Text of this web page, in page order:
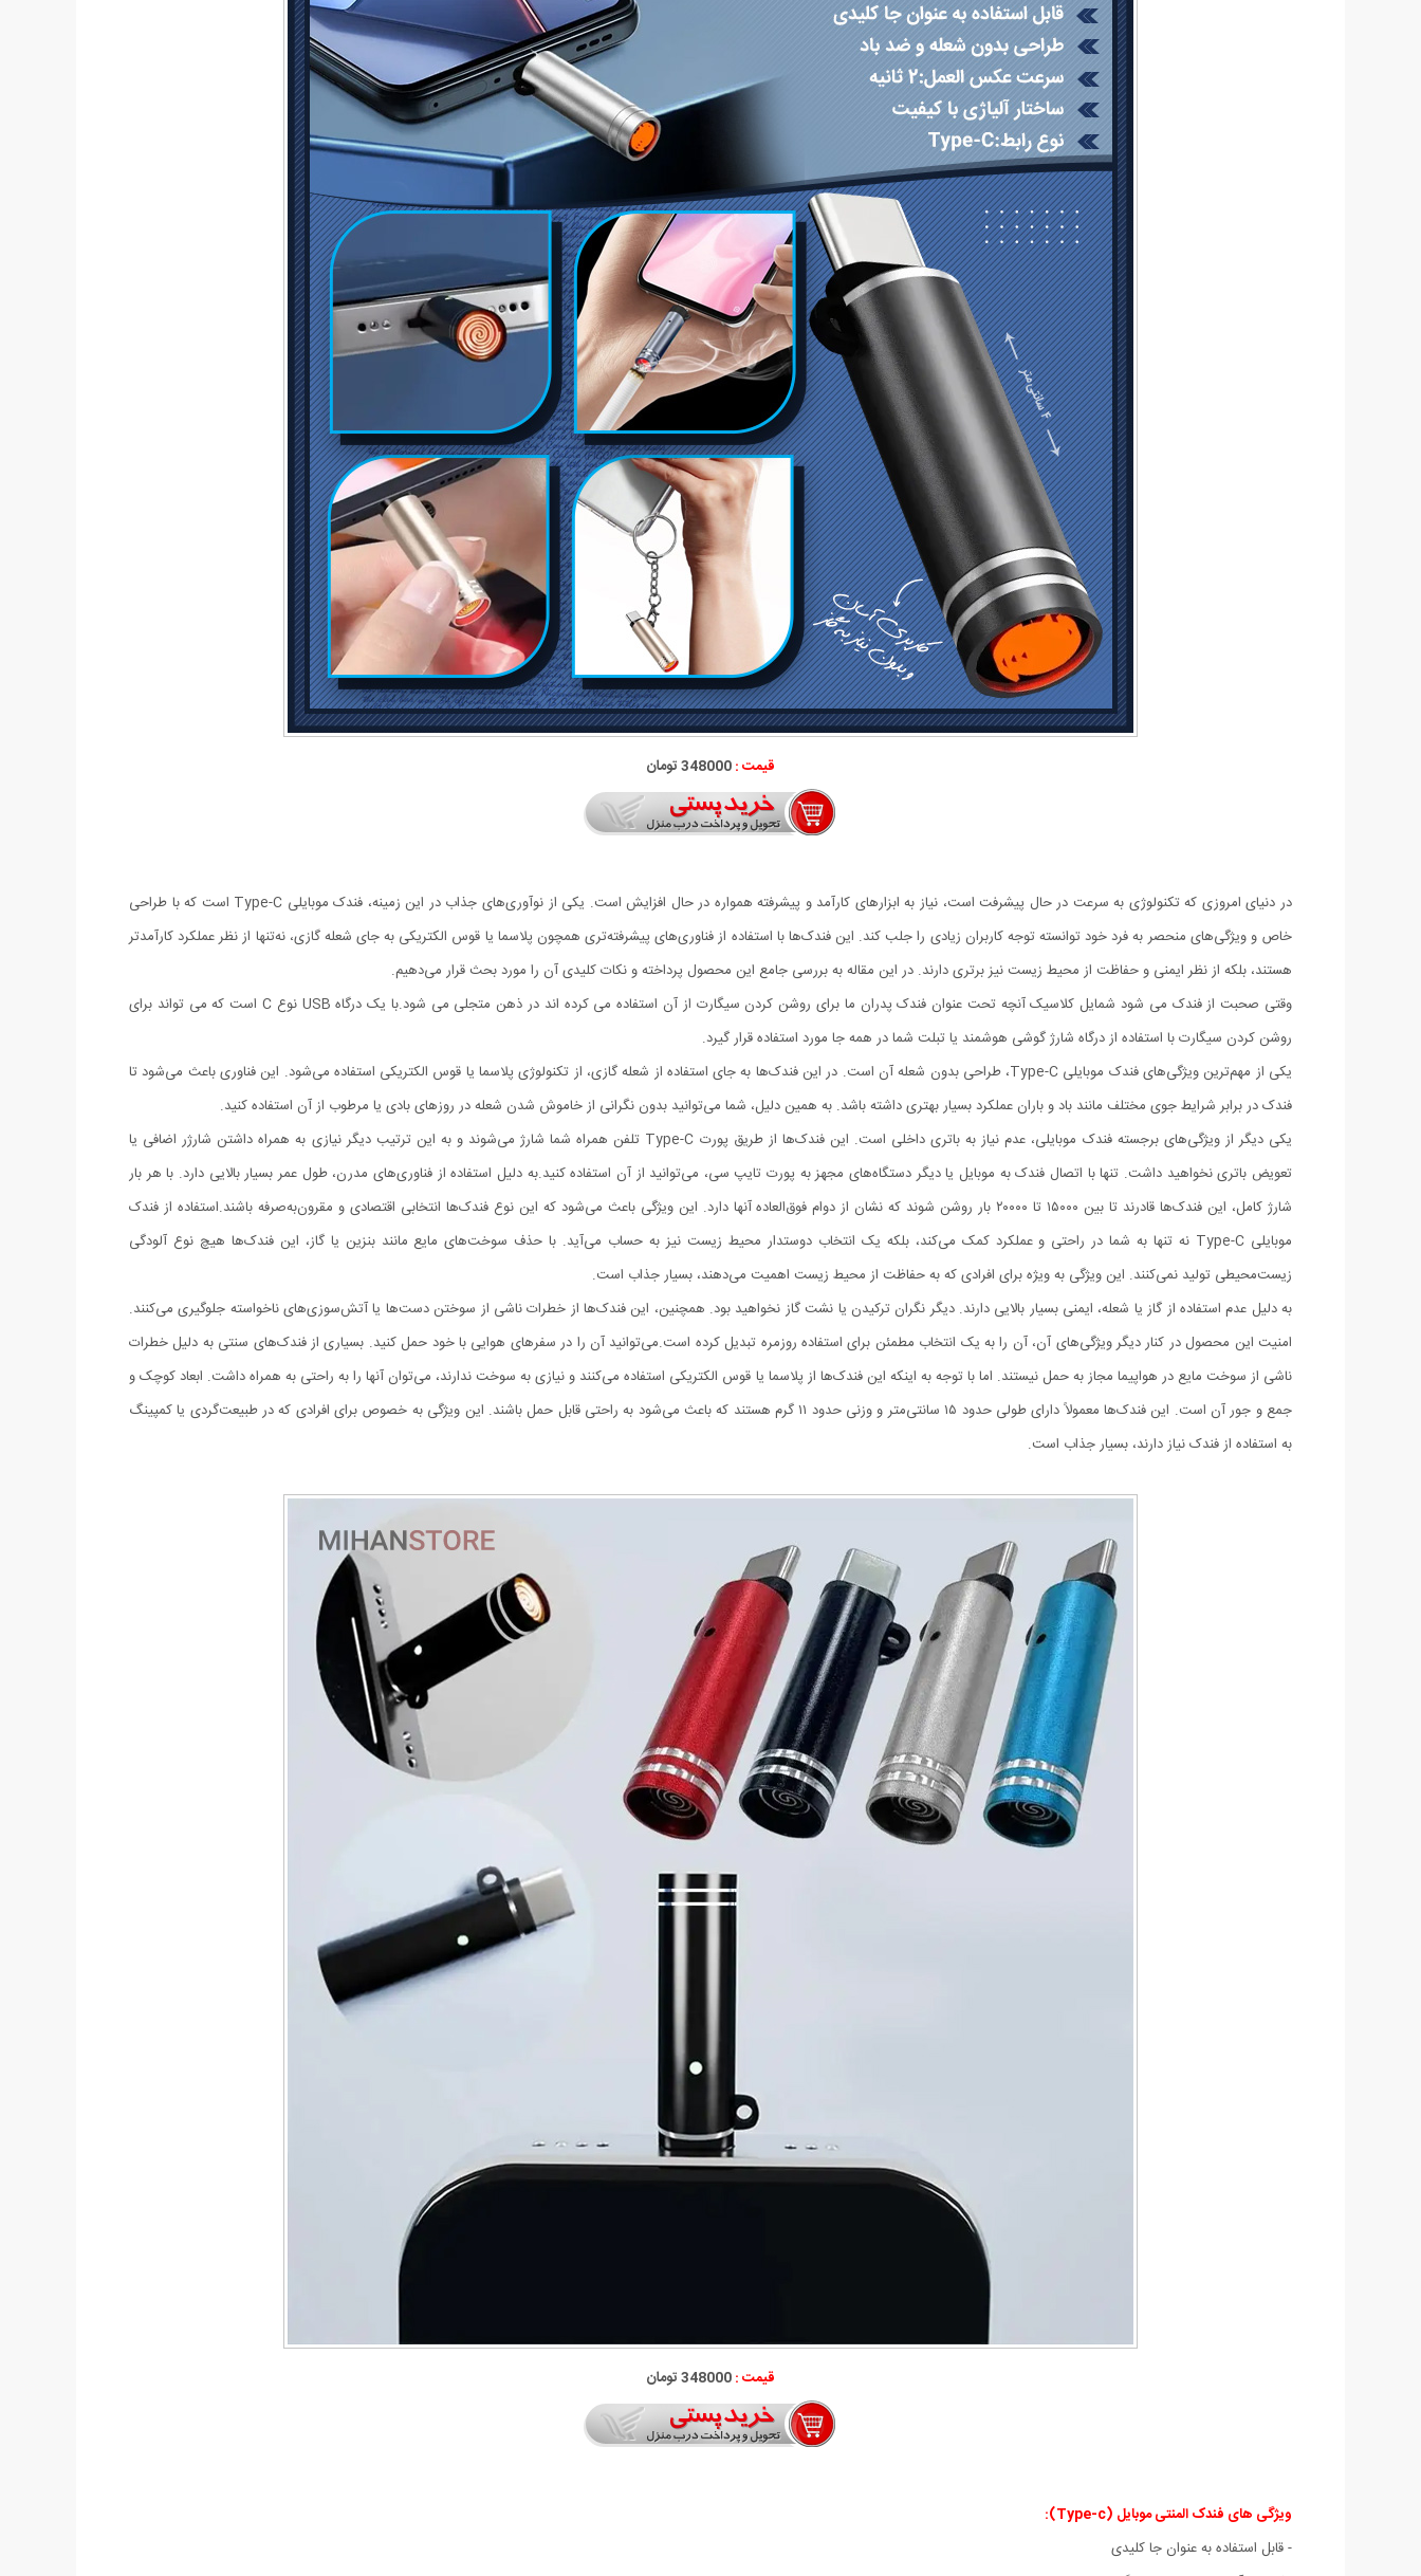
قیمت :348000 تومان
در دنیای امروزی که تکنولوژی به سرعت در حال پیشرفت است، نیاز به ابزارهای کارآمد و پیشرفته همواره در حال افزایش است. یکی از نوآوری‌های جذاب در این زمینه، فندک موبایلی Type-C است که با طراحی
خاص و ویژگی‌های منحصر به فرد خود توانسته توجه کاربران زیادی را جلب کند. این فندک‌ها با استفاده از فناوری‌های پیشرفته‌تری همچون پلاسما یا قوس الکتریکی به جای شعله گازی، نه‌تنها از نظر عملکرد کارآمدتر
هستند، بلکه از نظر ایمنی و حفاظت از محیط زیست نیز برتری دارند. در این مقاله به بررسی جامع این محصول پرداخته و نکات کلیدی آن را مورد بحث قرار می‌دهیم.
وقتی صحبت از فندک می شود شمایل کلاسیک آنچه تحت عنوان فندک پدران ما برای روشن کردن سیگارت از آن استفاده می کرده اند در ذهن متجلی می شود.با یک درگاه USB نوع C است که می تواند برای
روشن کردن سیگارت با استفاده از درگاه شارژ گوشی هوشمند یا تبلت شما در همه جا مورد استفاده قرار گیرد.
یکی از مهم‌ترین ویژگی‌های فندک موبایلی Type-C، طراحی بدون شعله آن است. در این فندک‌ها به جای استفاده از شعله گازی، از تکنولوژی پلاسما یا قوس الکتریکی استفاده می‌شود. این فناوری باعث می‌شود تا
فندک در برابر شرایط جوی مختلف مانند باد و باران عملکرد بسیار بهتری داشته باشد. به همین دلیل، شما می‌توانید بدون نگرانی از خاموش شدن شعله در روزهای بادی یا مرطوب از آن استفاده کنید.
یکی دیگر از ویژگی‌های برجسته فندک موبایلی، عدم نیاز به باتری داخلی است. این فندک‌ها از طریق پورت Type-C تلفن همراه شما شارژ می‌شوند و به این ترتیب دیگر نیازی به همراه داشتن شارژر اضافی یا
تعویض باتری نخواهید داشت. تنها با اتصال فندک به موبایل یا دیگر دستگاه‌های مجهز به پورت تایپ سی، می‌توانید از آن استفاده کنید.به دلیل استفاده از فناوری‌های مدرن، طول عمر بسیار بالایی دارد. با هر بار
شارژ کامل، این فندک‌ها قادرند تا بین ۱۵۰۰۰ تا ۲۰۰۰۰ بار روشن شوند که نشان از دوام فوق‌العاده آنها دارد. این ویژگی باعث می‌شود که این نوع فندک‌ها انتخابی اقتصادی و مقرون‌به‌صرفه باشند.استفاده از فندک
موبایلی Type-C نه تنها به شما در راحتی و عملکرد کمک می‌کند، بلکه یک انتخاب دوستدار محیط زیست نیز به حساب می‌آید. با حذف سوخت‌های مایع مانند بنزین یا گاز، این فندک‌ها هیچ نوع آلودگی
زیست‌محیطی تولید نمی‌کنند. این ویژگی به ویژه برای افرادی که به حفاظت از محیط زیست اهمیت می‌دهند، بسیار جذاب است.
به دلیل عدم استفاده از گاز یا شعله، ایمنی بسیار بالایی دارند. دیگر نگران ترکیدن یا نشت گاز نخواهید بود. همچنین، این فندک‌ها از خطرات ناشی از سوختن دست‌ها یا آتش‌سوزی‌های ناخواسته جلوگیری می‌کنند.
امنیت این محصول در کنار دیگر ویژگی‌های آن، آن را به یک انتخاب مطمئن برای استفاده روزمره تبدیل کرده است.می‌توانید آن را در سفرهای هوایی با خود حمل کنید. بسیاری از فندک‌های سنتی به دلیل خطرات
ناشی از سوخت مایع در هواپیما مجاز به حمل نیستند. اما با توجه به اینکه این فندک‌ها از پلاسما یا قوس الکتریکی استفاده می‌کنند و نیازی به سوخت ندارند، می‌توان آنها را به راحتی به همراه داشت. ابعاد کوچک و
جمع و جور آن است. این فندک‌ها معمولاً دارای طولی حدود ۱۵ سانتی‌متر و وزنی حدود ۱۱ گرم هستند که باعث می‌شود به راحتی قابل حمل باشند. این ویژگی به خصوص برای افرادی که در طبیعت‌گردی یا کمپینگ
به استفاده از فندک نیاز دارند، بسیار جذاب است.
قیمت :348000 تومان
ویژگی های فندک المنتی موبایل (Type-c):
- قابل استفاده به عنوان جا کلیدی